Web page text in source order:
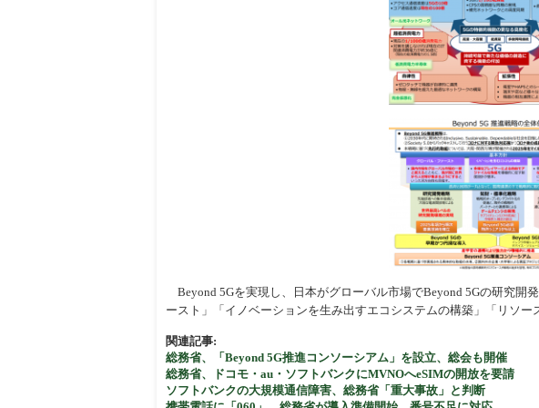
Beyond 5Gを実現し、日本がグローバル市場でBeyond 5Gの研究開
ースト」「イノベーションを生み出すエコシステムの構築」「リソー
関連記事:
総務省、「Beyond 5G推進コンソーシアム」を設立、総会も開催
総務省、ドコモ・au・ソフトバンクにMVNOへeSIMの開放を要請
ソフトバンクの大規模通信障害、総務省「重大事故」と判断